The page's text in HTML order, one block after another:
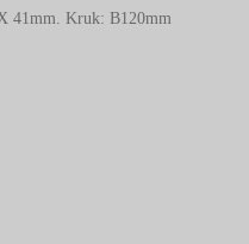
41mm. Kruk: B120mm